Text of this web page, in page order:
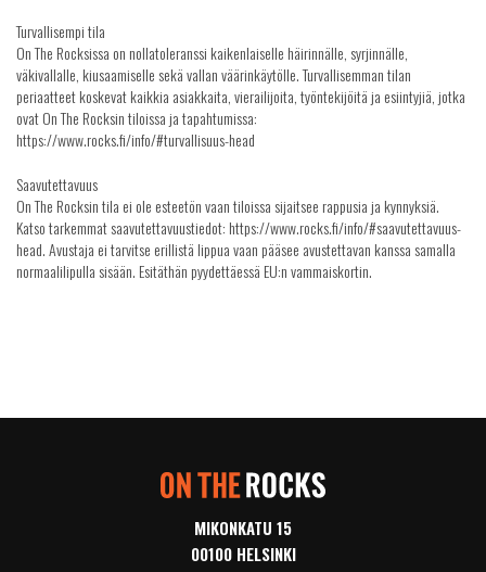
Turvallisempi tila
On The Rocksissa on nollatoleranssi kaikenlaiselle häirinnälle, syrjinnälle,
väkivallalle, kiusaamiselle sekä vallan väärinkäytölle. Turvallisemman tilan
periaatteet koskevat kaikkia asiakkaita, vierailijoita, työntekijöitä ja esiintyjiä, jotka
ovat On The Rocksin tiloissa ja tapahtumissa:
https://www.rocks.fi/info/#turvallisuus-head
Saavutettavuus
On The Rocksin tila ei ole esteetön vaan tiloissa sijaitsee rappusia ja kynnyksiä.
Katso tarkemmat saavutettavuustiedot: https://www.rocks.fi/info/#saavutettavuus-
head. Avustaja ei tarvitse erillistä lippua vaan pääsee avustettavan kanssa samalla
normaalilipulla sisään. Esitäthän pyydettäessä EU:n vammaiskortin.
MIKONKATU 15
00100 HELSINKI